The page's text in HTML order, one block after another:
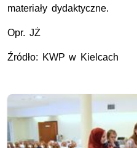
materiały dydaktyczne.
Opr. JŻ
Źródło: KWP w Kielcach